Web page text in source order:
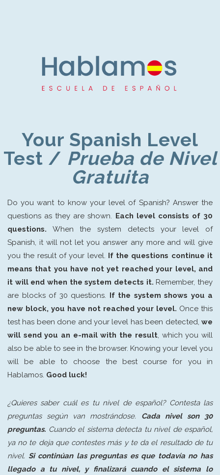
Your Spanish Level
Test / Prueba de Nivel
Gratuita
Do you want to know your level of Spanish? Answer the
questions as they are shown. Each level consists of 30
questions. When the system detects your level of
Spanish, it will not let you answer any more and will give
you the result of your level. If the questions continue it
means that you have not yet reached your level, and
it will end when the system detects it. Remember, they
are blocks of 30 questions. If the system shows you a
new block, you have not reached your level. Once this
test has been done and your level has been detected, we
will send you an e-mail with the result, which you will
also be able to see in the browser. Knowing your level you
will be able to choose the best course for you in
Hablamos. Good luck!
¿Quieres saber cuál es tu nivel de español? Contesta las
preguntas según van mostrándose. Cada nivel son 30
preguntas. Cuando el sistema detecta tu nivel de español,
ya no te deja que contestes más y te da el resultado de tu
nivel. Si continúan las preguntas es que todavía no has
llegado a tu nivel, y finalizará cuando el sistema lo